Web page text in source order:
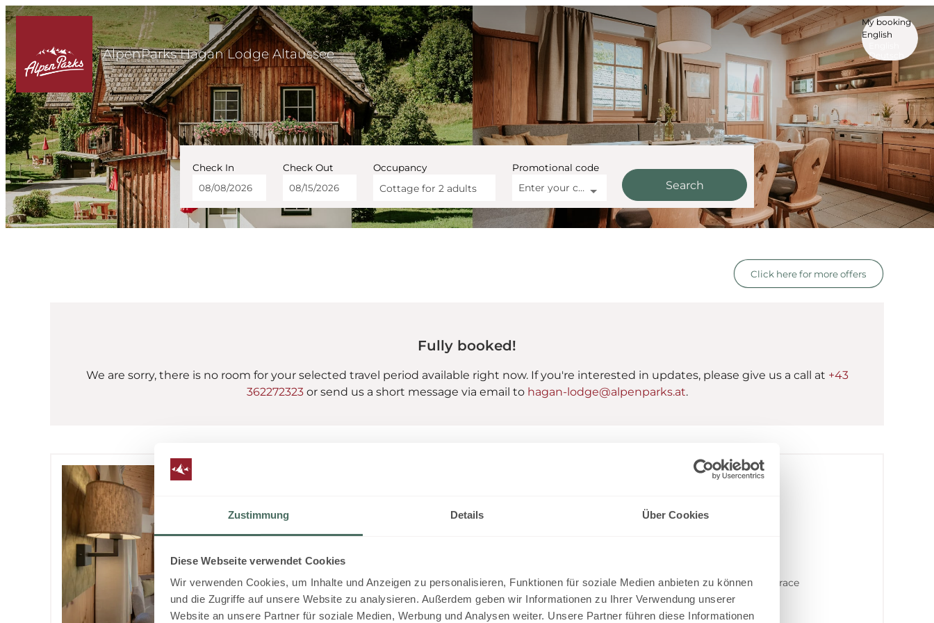
Zustimmung Details Über Cookies
Diese Webseite verwendet Cookies
Wir verwenden Cookies, um Inhalte und Anzeigen zu personalisieren, Funktionen für soziale Medien anbieten zu können
und die Zugriffe auf unsere Website zu analysieren. Außerdem geben wir Informationen zu Ihrer Verwendung unserer
Website an unsere Partner für soziale Medien, Werbung und Analysen weiter. Unsere Partner führen diese Informationen
AlpenParks Hagan Lodge Altaussee
Check In Check Out Occupancy
Cottage for 2 adults
Promotional code
Enter your code Search
My booking
English
Deutsch
Click here for more offers
Fully booked!
We are sorry, there is no room for your selected travel period available right now. If you're interested in updates, please give us a call at +43
362272323or send us a short message via email to hagan-lodge@alpenparks.at.
SOMEONE JUST BOOKED THIS
4 burner cooktop Radio Mountain view
Balcony/terrace
Shower